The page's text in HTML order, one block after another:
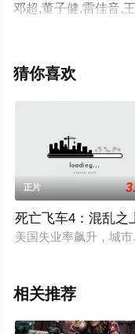
邓超,董子健,雷佳音,
蕾,郭京飞,常远等演
息可移步至豆瓣电影
猜你喜欢
正片
死亡飞车4：混乱之
美国失业率飙升，城
相关推荐